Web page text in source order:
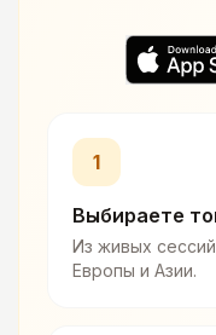
1
Выбираете
Из живых
Европы и Азии.